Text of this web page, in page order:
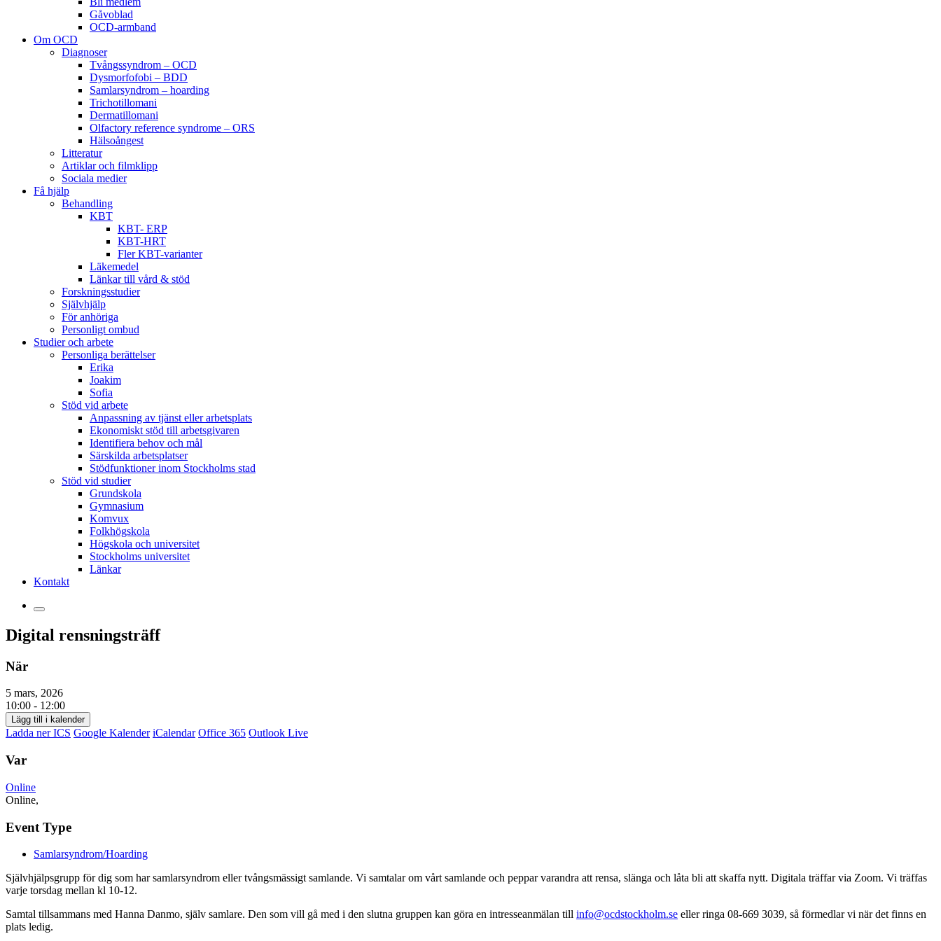
Gåvoblad
OCD-armband
Om OCD
Diagnoser
Tvångssyndrom – OCD
Dysmorfofobi – BDD
Samlarsyndrom – hoarding
Trichotillomani
Dermatillomani
Olfactory reference syndrome – ORS
Hälsoångest
Litteratur
Artiklar och filmklipp
Sociala medier
Få hjälp
Behandling
KBT
KBT- ERP
KBT-HRT
Fler KBT-varianter
Läkemedel
Länkar till vård & stöd
Forskningsstudier
Självhjälp
För anhöriga
Personligt ombud
Studier och arbete
Personliga berättelser
Erika
Joakim
Sofia
Stöd vid arbete
Anpassning av tjänst eller arbetsplats
Ekonomiskt stöd till arbetsgivaren
Identifiera behov och mål
Särskilda arbetsplatser
Stödfunktioner inom Stockholms stad
Stöd vid studier
Grundskola
Gymnasium
Komvux
Folkhögskola
Högskola och universitet
Stockholms universitet
Länkar
Kontakt
Digital rensningsträff
När
5 mars, 2026
10:00 - 12:00
Lägg till i kalender
Ladda ner ICS Google Kalender iCalendar Office 365 Outlook Live
Var
Online
Online,
Event Type
Samlarsyndrom/Hoarding
Självhjälpsgrupp för dig som har samlarsyndrom eller tvångsmässigt samlande. Vi samtalar om vårt samlande och peppar varandra att rensa, slänga och låta bli att skaffa nytt. Digitala träffar via Zoom. Vi träffas
varje torsdag mellan kl 10-12.
Samtal tillsammans med Hanna Danmo, själv samlare. Den som vill gå med i den slutna gruppen kan göra en intresseanmälan till info@ocdstockholm.se eller ringa 08-669 3039, så förmedlar vi när det finns en
plats ledig.